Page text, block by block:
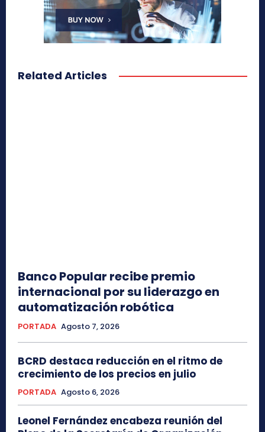
Related Articles
Banco Popular recibe premio
internacional por su liderazgo en
automatización robótica
PORTADA Agosto 7, 2026
BCRD destaca reducción en el ritmo de
crecimiento de los precios en julio
PORTADA Agosto 6, 2026
Leonel Fernández encabeza reunión del